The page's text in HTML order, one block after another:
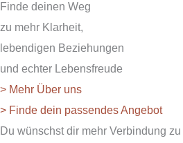
Finde deinen Weg
zu mehr Klarheit,
lebendigen Beziehungen
und echter Lebensfreude
> Mehr Über uns
> Finde dein passendes Angebot
Du wünschst dir mehr Verbindung